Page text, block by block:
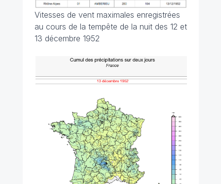
Vitesses de vent maximales enregistrées
au cours de la tempête de la nuit des 12 et
13 décembre 1952